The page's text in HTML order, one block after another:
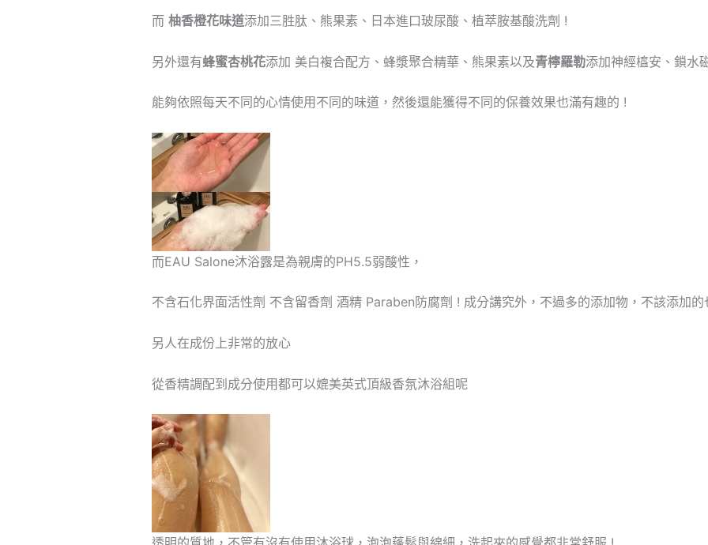
而 柚香橙花味道添加三胜肽、熊果素、日本進口玻尿酸、植萃胺基酸洗劑 !
另外還有蜂蜜杏桃花添加 美白複合配方、蜂漿聚合精華、熊果素以及青檸羅勒添加神經橀安、鎖水
能夠依照每天不同的心情使用不同的味道，然後還能獲得不同的保養效果也滿有趣的 !
而EAU Salone沐浴露是為親膚的PH5.5弱酸性，
不含石化界面活性劑 不含留香劑 酒精 Paraben防腐劑 ! 成分講究外，不過多的添加物，不該添加的
另人在成份上非常的放心
從香精調配到成分使用都可以媲美英式頂級香氛沐浴組呢